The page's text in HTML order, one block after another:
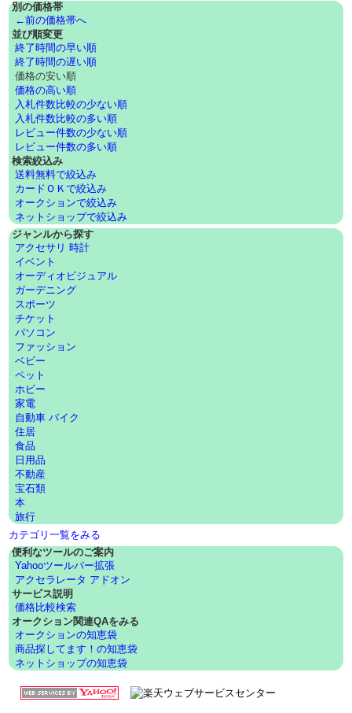
別の価格帯
←前の価格帯へ
並び順変更
終了時間の早い順
終了時間の遅い順
価格の安い順
価格の高い順
入札件数比較の少ない順
入札件数比較の多い順
レビュー件数の少ない順
レビュー件数の多い順
検索絞込み
送料無料で絞込み
カードＯＫで絞込み
オークションで絞込み
ネットショップで絞込み
ジャンルから探す
アクセサリ 時計
イベント
オーディオビジュアル
ガーデニング
スポーツ
チケット
パソコン
ファッション
ベビー
ペット
ホビー
家電
自動車 バイク
住居
食品
日用品
不動産
宝石類
本
旅行
カテゴリ一覧をみる
便利なツールのご案内
Yahooツールバー拡張
アクセラレータ アドオン
サービス説明
価格比較検索
オークション関連QAをみる
オークションの知恵袋
商品探してます！の知恵袋
ネットショップの知恵袋